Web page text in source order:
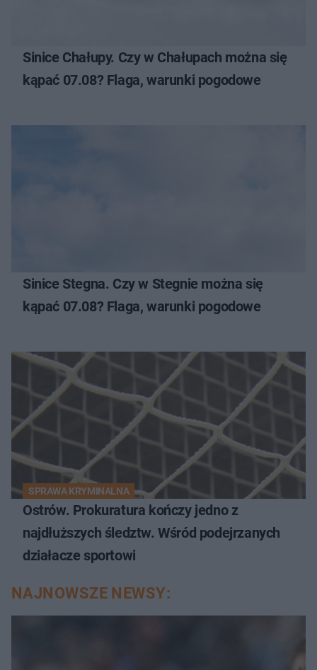
Sinice Chałupy. Czy w Chałupach można się
kąpać 07.08? Flaga, warunki pogodowe
Sinice Stegna. Czy w Stegnie można się
kąpać 07.08? Flaga, warunki pogodowe
SPRAWA KRYMINALNA
Ostrów. Prokuratura kończy jedno z
najdłuższych śledztw. Wśród podejrzanych
działacze sportowi
NAJNOWSZE NEWSY: